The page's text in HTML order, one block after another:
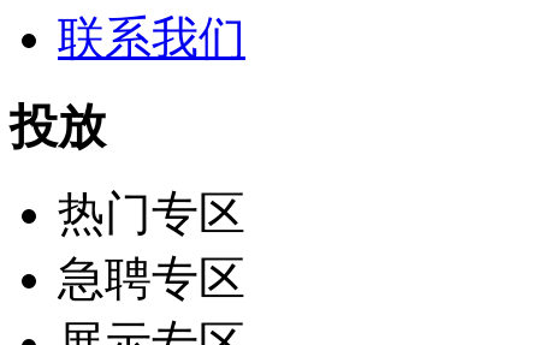
联系我们
投放
热门专区
急聘专区